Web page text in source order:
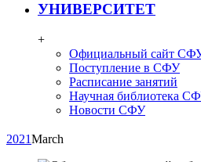
УНИВЕРСИТЕТ
+
Официальный сайт
Поступление в СФУ
Расписание занятий
Научная библиотека
Новости СФУ
2021March